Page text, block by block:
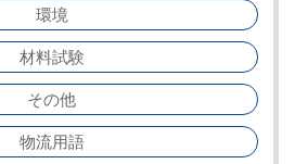
環境
材料試験
その他
物流用語